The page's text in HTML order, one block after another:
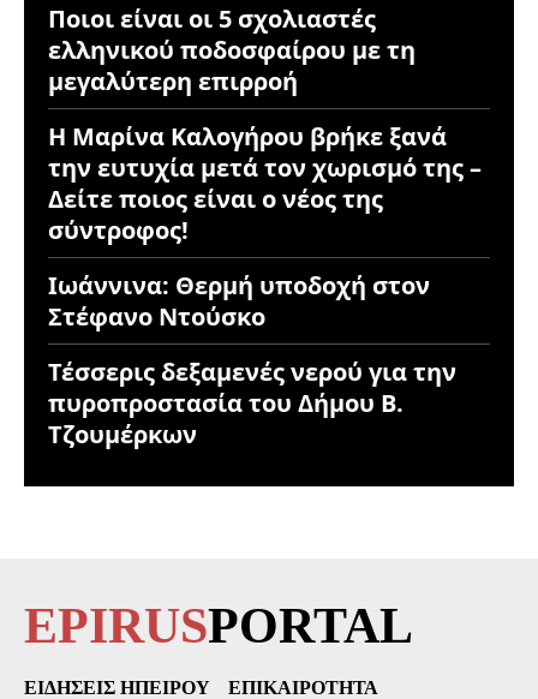
Ποιοι είναι οι 5 σχολιαστές
ελληνικού ποδοσφαίρου με τη
μεγαλύτερη επιρροή
Η Μαρίνα Καλογήρου βρήκε ξανά
την ευτυχία μετά τον χωρισμό της –
Δείτε ποιος είναι ο νέος της
σύντροφος!
Ιωάννινα: Θερμή υποδοχή στον
Στέφανο Ντούσκο
Τέσσερις δεξαμενές νερού για την
πυροπροστασία του Δήμου Β.
Τζουμέρκων
EPIRUSPORTAL
ΕΙΔΉΣΕΙΣ ΗΠΕΊΡΟΥ
ΕΠΙΚΑΙΡΌΤΗΤΑ